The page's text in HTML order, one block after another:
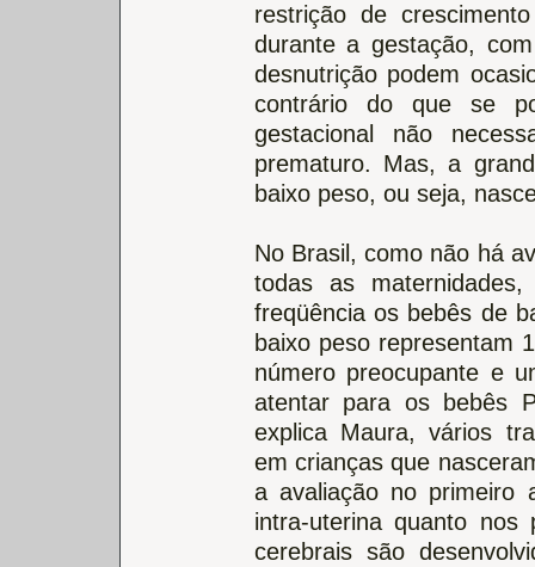
restrição de
durante a gestação,
desnutrição podem
contrário do que se
gestacional não
prematuro. Mas, a
baixo peso, ou seja,
No Brasil, como não há
todas as
freqüência os bebês de
baixo peso representam
número preocupante e
atentar para os bebês
explica Maura, vários
em crianças que
a avaliação no primeiro
intra-uterina quanto
cerebrais são